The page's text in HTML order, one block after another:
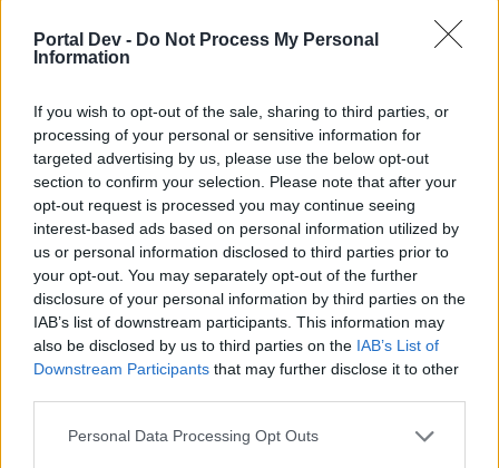
Portal Dev - Do Not Process My Personal
Information
If you wish to opt-out of the sale, sharing to third parties, or
processing of your personal or sensitive information for
targeted advertising by us, please use the below opt-out
section to confirm your selection. Please note that after your
opt-out request is processed you may continue seeing
interest-based ads based on personal information utilized by
us or personal information disclosed to third parties prior to
your opt-out. You may separately opt-out of the further
disclosure of your personal information by third parties on the
IAB’s list of downstream participants. This information may
also be disclosed by us to third parties on the IAB’s List of
Downstream Participants that may further disclose it to other
Personal Data Processing Opt Outs
posiadanych stref 0-3.
Forum Moderator
Team Farmerama PL
Starożytna Świątynia Małp